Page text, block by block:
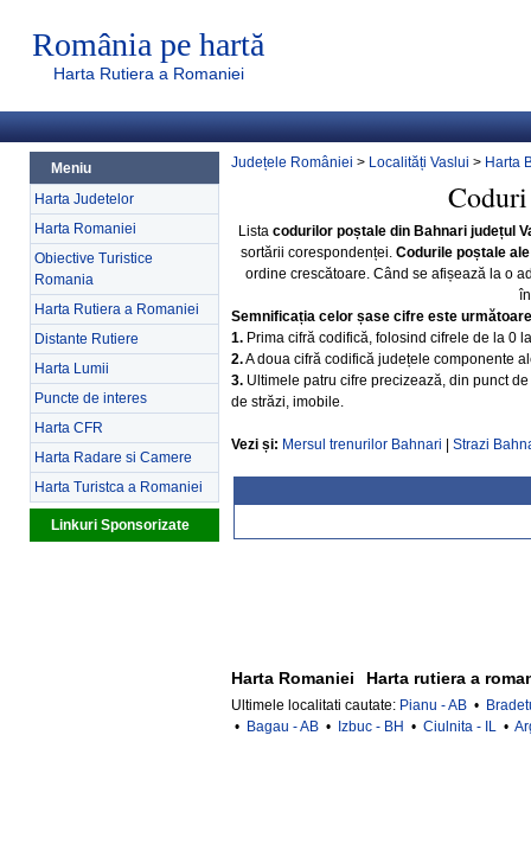
România pe hartă
Harta Rutiera a Romaniei
Meniu
Harta Judetelor
Harta Romaniei
Obiective Turistice
Romania
Harta Rutiera a Romaniei
Distante Rutiere
Harta Lumii
Puncte de interes
Harta CFR
Harta Radare si Camere
Harta Turistca a Romaniei
Linkuri Sponsorizate
Județele României > Localități Vaslui > Harta
Lista codurilor poștale din Bahnari județul
sortării corespondenței. Codurile poștale
ordine crescătoare. Când se afișează la o
Semnificația celor șase cifre este
1. Prima cifră codifică, folosind cifrele de la 0
2.A doua cifră codifică județele componente
3. Ultimele patru cifre precizează, din punct
de străzi, imobile.
Vezi și: Mersul trenurilor Bahnari Strazi
Harta Romaniei Harta rutiera a
Ultimele localitati cautate: Pianu - AB •
• Bagau - AB • Izbuc - BH • Ciulnita - IL •